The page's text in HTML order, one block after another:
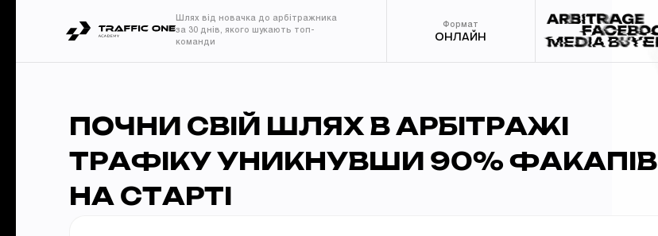
Шлях від новачка до арбітражника
за 30 днів, якого шукають топ-
команди
Формат
ОНЛАЙН
ПОЧНИ СВІЙ ШЛЯХ В АРБІТРАЖІ
ТРАФІКУ УНИКНУВШИ 90% ФАКАПІВ
НА СТАРТІ